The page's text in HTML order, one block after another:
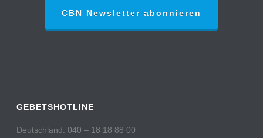
CBN Newsletter abonnieren
GEBETSHOTLINE
Deutschland: 040 – 18 18 88 00